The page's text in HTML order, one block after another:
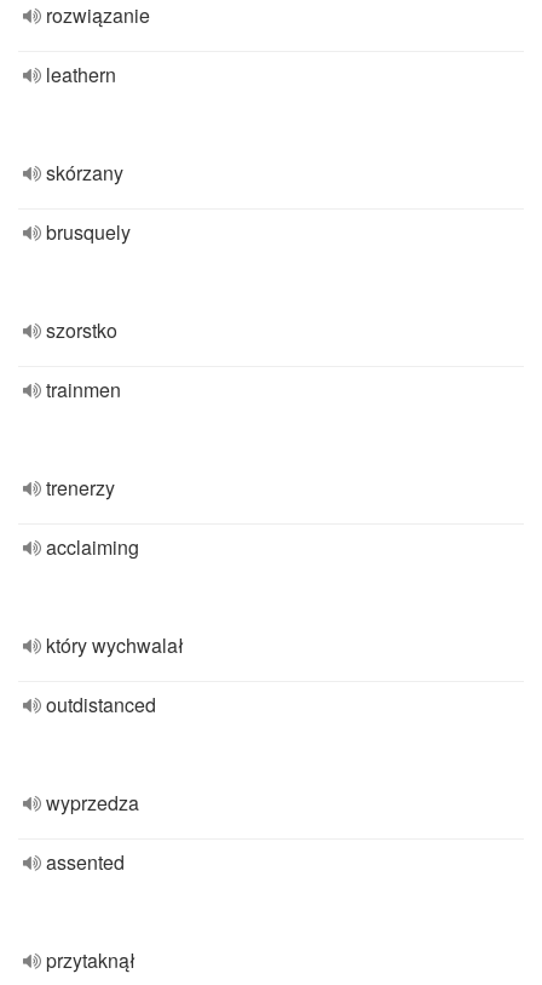
rozwiązanie
leathern
skórzany
brusquely
szorstko
trainmen
trenerzy
acclaiming
który wychwalał
outdistanced
wyprzedza
assented
przytaknął